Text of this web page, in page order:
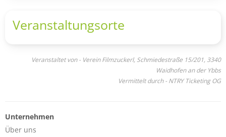
Veranstaltungsorte
Veranstaltet von - Verein Filmzuckerl, Schmiedestraße 15/201, 3340
Waidhofen an der Ybbs
Vermittelt durch - NTRY Ticketing OG
Unternehmen
Über uns